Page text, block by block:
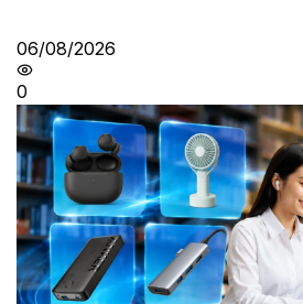
06/08/2026
0